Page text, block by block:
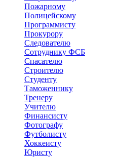
Пожарному
Полицейскому
Программисту
Прокурору
Следователю
Сотруднику ФСБ
Спасателю
Строителю
Студенту
Таможеннику
Тренеру
Учителю
Финансисту
Фотографу
Футболисту
Хоккеисту
Юристу